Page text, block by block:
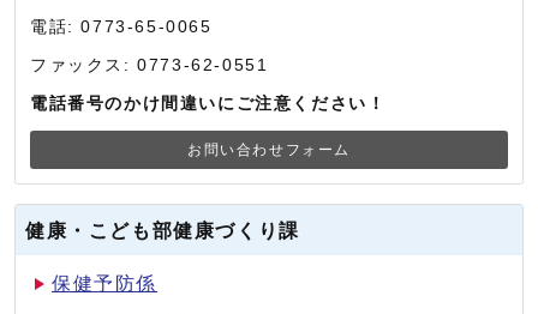
電話: 0773-65-0065
ファックス: 0773-62-0551
電話番号のかけ間違いにご注意ください！
お問い合わせフォーム
健康・こども部健康づくり課
保健予防係